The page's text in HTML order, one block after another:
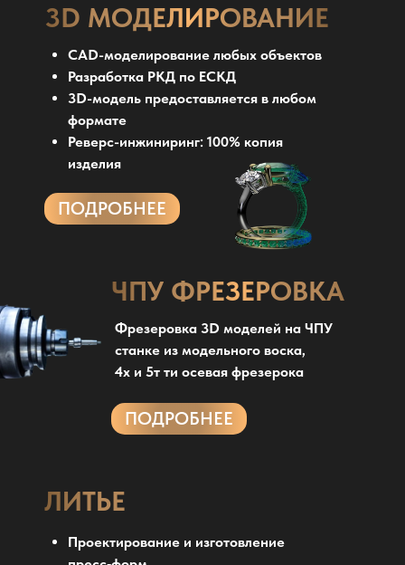
3D МОДЕЛИРОВАНИЕ
CAD-моделирование любых объектов
Разработка РКД по ЕСКД
3D-модель предоставляется в любом
формате
Реверс-инжиниринг: 100% копия
изделия
ПОДРОБНЕЕ
ЧПУ ФРЕЗЕРОВКА
Фрезеровка 3D моделей на ЧПУ
станке из модельного воска,
4х и 5т ти осевая фрезерока
ПОДРОБНЕЕ
ЛИТЬЕ
Проектирование и изготовление